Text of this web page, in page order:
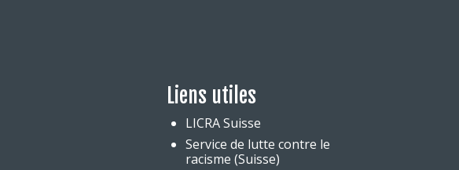
Liens utiles
LICRA Suisse
Service de lutte contre le
racisme (Suisse)